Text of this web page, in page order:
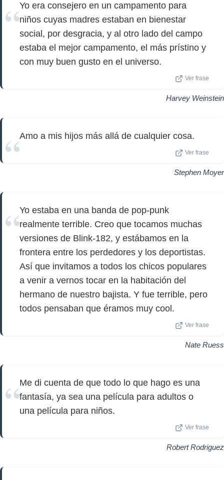
Yo era consejero en un campamento para
niños cuyas madres estaban en bienestar
social, por desgracia, y al otro lado del campo
estaba el mejor campamento, el más prístino y
con muy buen gusto en el universo.
Ver frase
Harvey Weinstein
Amo a mis hijos más allá de cualquier cosa.
Ver frase
Stephen Moyer
Yo estaba en una banda de pop-punk
realmente terrible. Creo que tocamos muchas
versiones de Blink-182, y estábamos en la
frontera entre los perdedores y los deportistas.
Así que invitamos a todos los chicos populares
a venir a vernos tocar en la habitación del
hermano de nuestro bajista. Y fue terrible, pero
todos pensaban que éramos muy cool.
Ver frase
Nate Ruess
Me di cuenta de que todo lo que hago es una
fantasía, ya sea una película para adultos o
una película para niños.
Ver frase
Robert Rodriguez